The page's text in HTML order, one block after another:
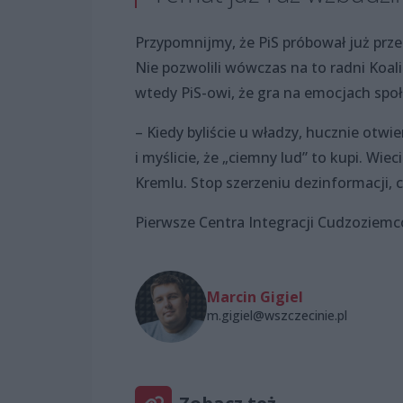
Przypomnijmy, że PiS próbował już
Nie pozwolili wówczas na to radni
wtedy PiS-owi, że gra na emocjach
– Kiedy byliście u władzy, hucznie
i myślicie, że „ciemny lud” to kupi.
Kremlu. Stop szerzeniu dezinformacji,
Pierwsze Centra Integracji
Marcin Gigiel
m.gigiel@wszczecinie.pl